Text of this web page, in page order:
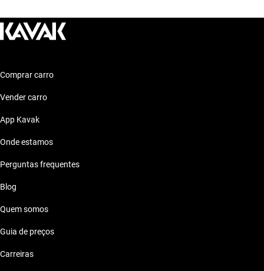
Volkswagen Passat 2013 ate 500 mil reais
Volkswagen Passat 2013 ate 70 mil reais
Comprar carro
Vender carro
App Kavak
Onde estamos
Perguntas frequentes
Blog
Quem somos
Guia de preços
Carreiras